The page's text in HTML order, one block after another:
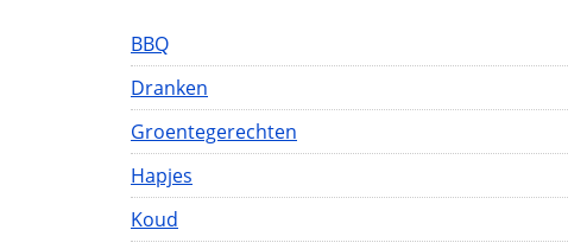
BBQ
Dranken
Groentegerechten
Hapjes
Koud